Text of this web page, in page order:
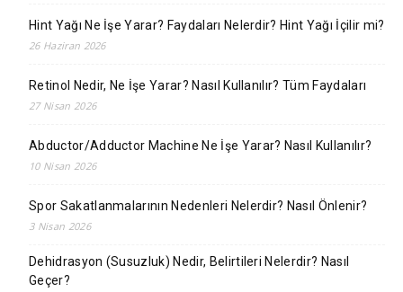
Hint Yağı Ne İşe Yarar? Faydaları Nelerdir? Hint Yağı İçilir mi?
26 Haziran 2026
Retinol Nedir, Ne İşe Yarar? Nasıl Kullanılır? Tüm Faydaları
27 Nisan 2026
Abductor/Adductor Machine Ne İşe Yarar? Nasıl Kullanılır?
10 Nisan 2026
Spor Sakatlanmalarının Nedenleri Nelerdir? Nasıl Önlenir?
3 Nisan 2026
Dehidrasyon (Susuzluk) Nedir, Belirtileri Nelerdir? Nasıl
Geçer?